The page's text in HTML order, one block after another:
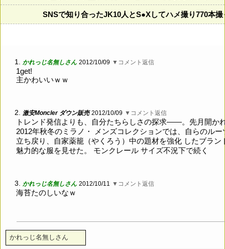
SNSで知り合ったJK10人とS●Xしてハメ撮り770
1. かれっじ名無しさん 2012/10/09 ▼コメント返信
1get!
主かわいいｗｗ
2. 激安Moncler ダウン販売 2012/10/09 ▼コメント返信
トレンド発信よりも、自分たちらしさの探求――。先月開か
2012年秋冬のミラノ・ メンズコレクションでは、自らのルー
立ち戻り、自家薬籠（やくろう）中の題材を強化 したブラン
魅力的な服を見せた。 モンクレール サイズ不況下で続く
3. かれっじ名無しさん 2012/10/11 ▼コメント返信
海苔たのしいなｗ